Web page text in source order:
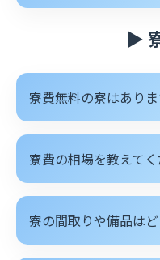
▶
寮費無料の寮はありま
寮費の相場を教えてく
寮の間取りや備品は